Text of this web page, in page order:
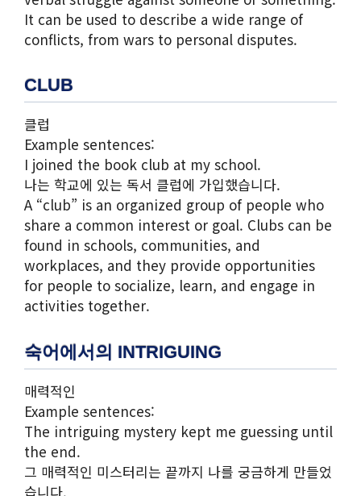
It can be used to describe a wide range of
conflicts, from wars to personal disputes.
CLUB
클럽
Example sentences:
I joined the book club at my school.
나는 학교에 있는 독서 클럽에 가입했습니다.
A “club” is an organized group of people who
share a common interest or goal. Clubs can be
found in schools, communities, and
workplaces, and they provide opportunities
for people to socialize, learn, and engage in
activities together.
숙어에서의 INTRIGUING
매력적인
Example sentences:
The intriguing mystery kept me guessing until
the end.
그 매력적인 미스터리는 끝까지 나를 궁금하게 만들었
습니다.